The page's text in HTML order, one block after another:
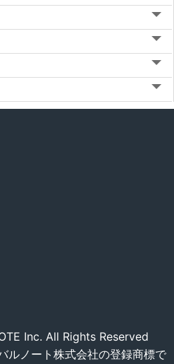
Inc. All Rights Reserved
ルノート株式会社の登録商標で